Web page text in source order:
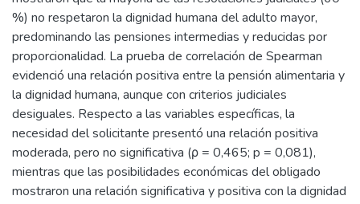
%) no respetaron la dignidad humana del adulto mayor,
predominando las pensiones intermedias y reducidas por
proporcionalidad. La prueba de correlación de Spearman
evidenció una relación positiva entre la pensión alimentaria y
la dignidad humana, aunque con criterios judiciales
desiguales. Respecto a las variables específicas, la
necesidad del solicitante presentó una relación positiva
moderada, pero no significativa (ρ = 0,465; p = 0,081),
mientras que las posibilidades económicas del obligado
mostraron una relación significativa y positiva con la dignidad